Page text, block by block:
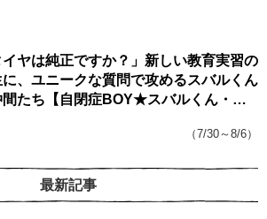
イヤは純正ですか？」新しい教育実習の
、ユニークな質問で攻めるスバルくん
間たち【自閉症BOY★スバルくん・
（7/30～8/6）
最新記事